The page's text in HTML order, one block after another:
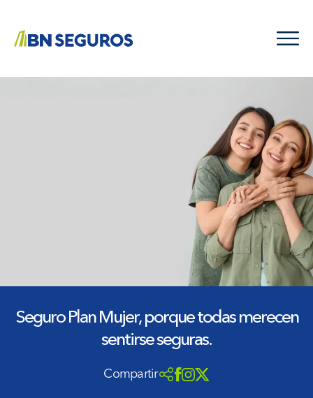
Seguro Plan Mujer, porque todas merecen
sentirse seguras.
Compartir